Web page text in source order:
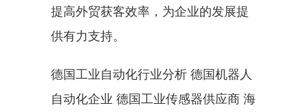
提高外贸获客效率，为企业的发展提
供有力支持。
德国工业自动化行业分析 德国机器人
自动化企业 德国工业传感器供应商 海